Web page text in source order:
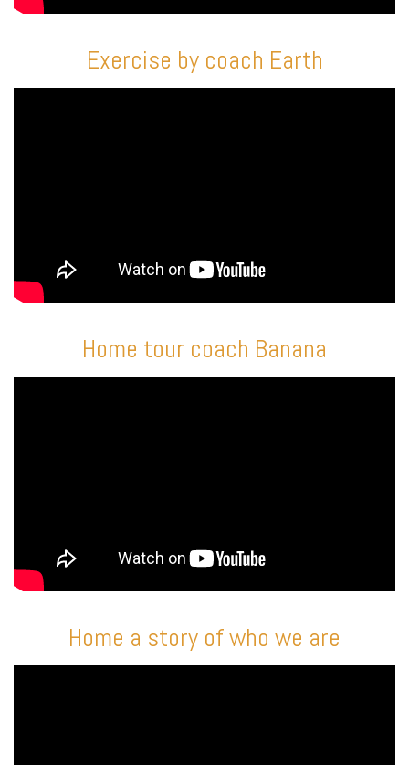
Exercise by coach Earth
Home tour coach Banana
Home a story of who we are